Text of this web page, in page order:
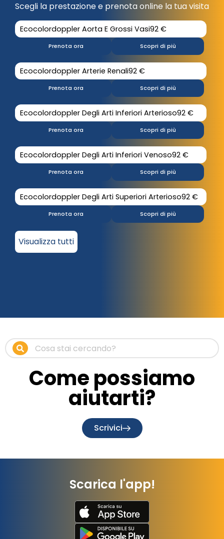
Scegli la prestazione e prenota online la tua visita
Ecocolordoppler Aorta E Grossi Vasi92 €
Prenota ora Scopri di più
Ecocolordoppler Arterie Renali92 €
Prenota ora Scopri di più
Ecocolordoppler Degli Arti Inferiori Arterioso92 €
Prenota ora Scopri di più
Ecocolordoppler Degli Arti Inferiori Venoso92 €
Prenota ora Scopri di più
Ecocolordoppler Degli Arti Superiori Arterioso92 €
Prenota ora Scopri di più
Visualizza tutti
Come possiamo
aiutarti?
Scrivici
Scarica l'app!